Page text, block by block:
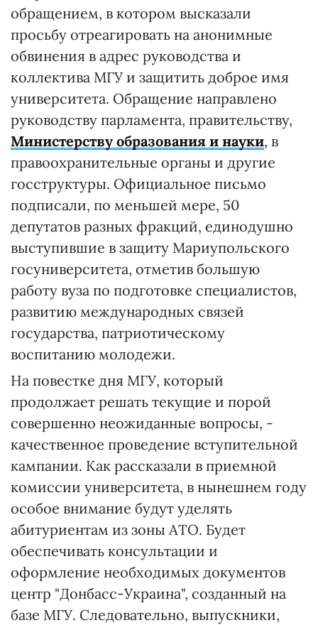
обращением, в котором высказали
просьбу отреагировать на анонимные
обвинения в адрес руководства и
коллектива МГУ и защитить доброе имя
университета. Обращение направлено
руководству парламента, правительству,
Министерству образования и науки, в
правоохранительные органы и другие
госструктуры. Официальное письмо
подписали, по меньшей мере, 50
депутатов разных фракций, единодушно
выступившие в защиту Мариупольского
госуниверситета, отметив большую
работу вуза по подготовке специалистов,
развитию международных связей
государства, патриотическому
воспитанию молодежи.
На повестке дня МГУ, который
продолжает решать текущие и порой
совершенно неожиданные вопросы, -
качественное проведение вступительной
кампании. Как рассказали в приемной
комиссии университета, в нынешнем году
особое внимание будут уделять
абитуриентам из зоны АТО. Будет
обеспечивать консультации и
оформление необходимых документов
центр "Донбасс-Украина", созданный на
базе МГУ. Следовательно, выпускники,